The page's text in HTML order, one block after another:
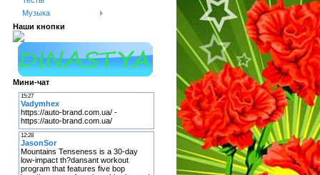
Музыка
Наши кнопки
Мини-чат